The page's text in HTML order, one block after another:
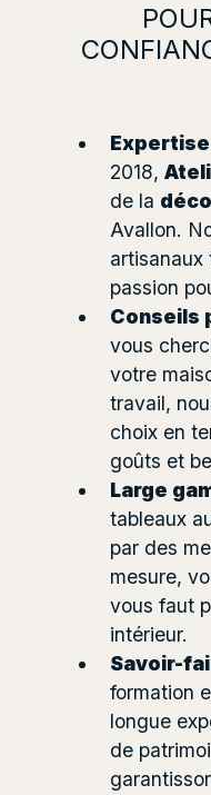
2018,
de la
Avallon.
artisanaux
passion
Conseils
vous
votre
travail,
choix en
goûts et
Large
tableaux
par des
mesure,
vous faut
intérieur.
Savoir-
formation
longue
de